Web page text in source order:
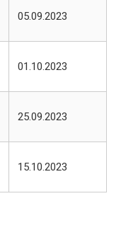
05.09.2023
01.10.2023
25.09.2023
15.10.2023